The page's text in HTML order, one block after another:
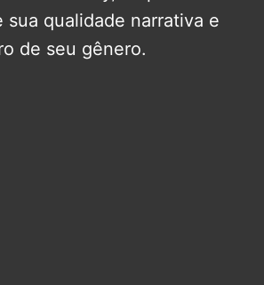
sua qualidade narrativa e
de seu gênero.